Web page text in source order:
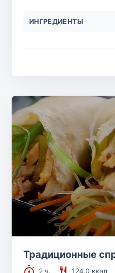
ИНГРЕДИЕНТЫ
Традиционные
2 ч.
124.0 ккал